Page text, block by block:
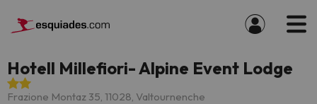
Hotell Millefiori- Alpine Event Lodge
Frazione Montaz 35, 11028, Valtournenche